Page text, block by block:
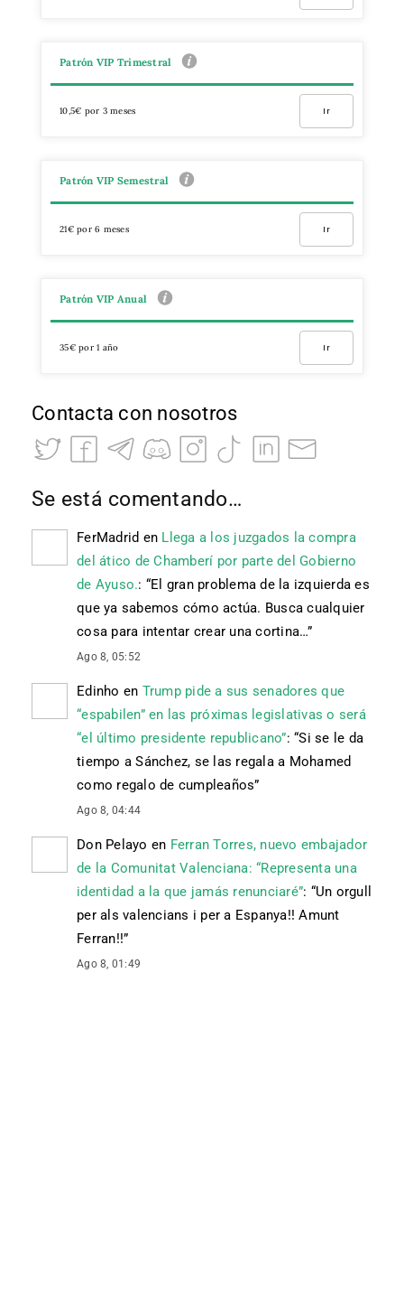
Patrón VIP Trimestral
10,5€ por 3 meses Ir
Patrón VIP Semestral
21€ por 6 meses Ir
Patrón VIP Anual
35€ por 1 año Ir
Contacta con nosotros
Se está comentando…
FerMadrid en Llega a los juzgados la compra
del ático de Chamberí por parte del Gobierno
de Ayuso.: “El gran problema de la izquierda es
que ya sabemos cómo actúa. Busca cualquier
cosa para intentar crear una cortina…”
Ago 8, 05:52
Edinho en Trump pide a sus senadores que
“espabilen” en las próximas legislativas o será
“el último presidente republicano”: “Si se le da
tiempo a Sánchez, se las regala a Mohamed
como regalo de cumpleaños”
Ago 8, 04:44
Don Pelayo en Ferran Torres, nuevo embajador
de la Comunitat Valenciana: “Representa una
identidad a la que jamás renunciaré”: “Un orgull
per als valencians i per a Espanya!! Amunt
Ferran!!”
Ago 8, 01:49